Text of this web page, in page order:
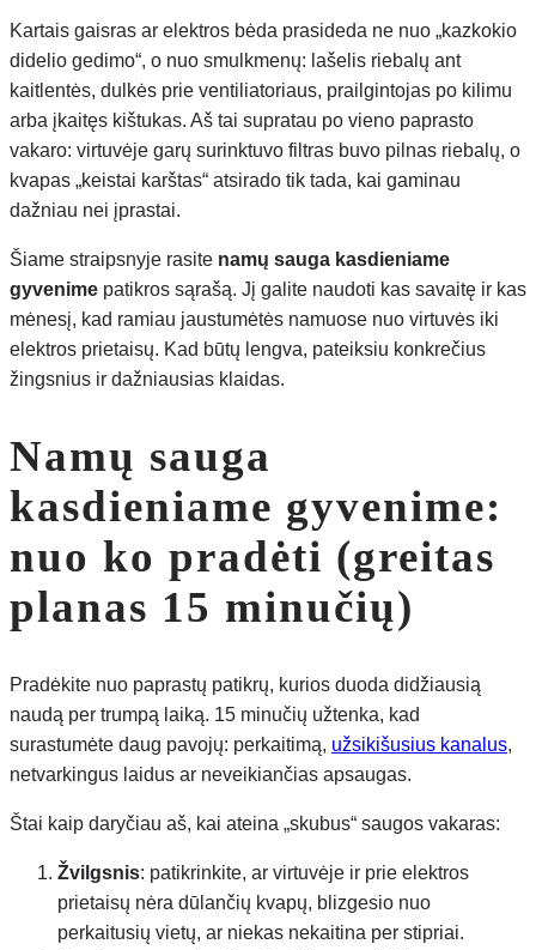
Kartais gaisras ar elektros bėda prasideda ne nuo „kazkokio
didelio gedimo“, o nuo smulkmenų: lašelis riebalų ant
kaitlentės, dulkės prie ventiliatoriaus, prailgintojas po kilimu
arba įkaitęs kištukas. Aš tai supratau po vieno paprasto
vakaro: virtuvėje garų surinktuvo filtras buvo pilnas riebalų, o
kvapas „keistai karštas“ atsirado tik tada, kai gaminau
dažniau nei įprastai.
Šiame straipsnyje rasite namų sauga kasdieniame
gyvenime patikros sąrašą. Jį galite naudoti kas savaitę ir kas
mėnesį, kad ramiau jaustumėtės namuose nuo virtuvės iki
elektros prietaisų. Kad būtų lengva, pateiksiu konkrečius
žingsnius ir dažniausias klaidas.
Namų sauga
kasdieniame gyvenime:
nuo ko pradėti (greitas
planas 15 minučių)
Pradėkite nuo paprastų patikrų, kurios duoda didžiausią
naudą per trumpą laiką. 15 minučių užtenka, kad
surastumėte daug pavojų: perkaitimą, užsikišusius kanalus,
netvarkingus laidus ar neveikiančias apsaugas.
Štai kaip daryčiau aš, kai ateina „skubus“ saugos vakaras:
Žvilgsnis: patikrinkite, ar virtuvėje ir prie elektros
prietaisų nėra dūlančių kvapų, blizgesio nuo
perkaitusių vietų, ar niekas nekaitina per stipriai.